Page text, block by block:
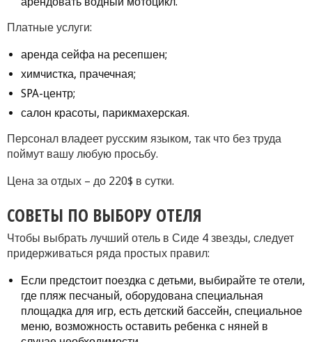
Платные услуги:
аренда сейфа на ресепшен;
химчистка, прачечная;
SPA-центр;
салон красоты, парикмахерская.
Персонал владеет русским языком, так что без труда
поймут вашу любую просьбу.
Цена за отдых – до 220$ в сутки.
СОВЕТЫ ПО ВЫБОРУ ОТЕЛЯ
Чтобы выбрать лучший отель в Сиде 4 звезды, следует
придерживаться ряда простых правил:
Если предстоит поездка с детьми, выбирайте те отели,
где пляж песчаный, оборудована специальная
площадка для игр, есть детский бассейн, специальное
меню, возможность оставить ребенка с няней в